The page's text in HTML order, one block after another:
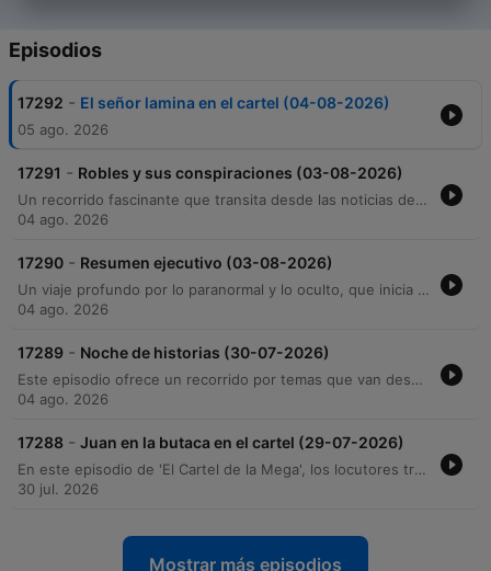
Episodios
17292 - El señor lamina en el cartel (04-08-2026)
05 ago. 2026
17291 - Robles y sus conspiraciones (03-08-2026)
Un recorrido fascinante que transita desde las noticias de la Liga BetPlay y dinámicas de pareja hasta profundos misterios arqueológicos. El programa aborda casos de sospechas de infidelidad y testimonios personales, para luego sumergirse en el estudio de civilizaciones antiguas como los mayas, sumerios y olmecas, explorando teorías sobre tecnología avanzada y origen extraterrestre. La emisión culmina con una intensa sección paranormal, donde oyentes comparten relatos de presencias en hospitales, fenómenos astronómicos inexplicables y experiencias de lo sobrenatural que desafían la lógica científica.
04 ago. 2026
17290 - Resumen ejecutivo (03-08-2026)
Un viaje profundo por lo paranormal y lo oculto, que inicia con una entrevista a Monseñor Andrés sobre el discernimiento de visiones divinas frente a engaños demoníacos. El episodio explora la naturaleza del destino, el sufrimiento y las tragedias naturales desde una perspectiva teológica y científica. A través de impactantes testimonios de oyentes, se recorren relatos de posesiones, presencias en instituciones religiosas e inquilinatos marcados por la violencia. La exploración culmina con un análisis de experimentos humanos atroces como el Proyecto MK Ultra y la Unidad 731, para finalizar con una investigación sobre las prácticas de brujería, rituales de dominio y los misterios de lo sobrenatural.
04 ago. 2026
17289 - Noche de historias (30-07-2026)
Este episodio ofrece un recorrido por temas que van desde las relaciones sentimentales hasta los fenómenos sobrenaturales. El programa inicia con secciones de 'Casas Infieles' y 'Cartel Paranormal', abordando testimonios sobre infidelidades descubiertas mediante consultas esotéricas, experiencias de injusticia judicial en prisión y dilemas de pareja en la era digital. La segunda parte del programa se sumerge en el misterio con relatos de encuentros con entidades, apariciones en carreteras, visiones demoníacas y sucesos inexplicables vividos por militares y civiles. A través de llamadas de oyentes y entrevistas, se exploran leyendas locales, presencias en cementerios y la búsqueda de protección espiritual ante lo desconocido.
04 ago. 2026
17288 - Juan en la butaca en el cartel (29-07-2026)
En este episodio de 'El Cartel de la Mega', los locutores transitan desde charlas informales sobre la vida cotidiana y la alimentación hasta profundos relatos de lo paranormal. El programa aborda temas que van desde las diferencias culturales en la higiene entre Europa y Latinoamérica, hasta crisis de fidelidad y sospechas de infidelidad presentadas por diversos oyentes. La segunda mitad del programa se sumerge en el terror, con testimonios impactantes sobre presencias en túneles, sueños premonitorios, posesiones espirituales y encuentros con entidades en zonas rurales y militares. A través de historias de miedo, los participantes exploran la frontera entre lo real y lo sobrenatural, cerrando con una intensa reflexión sobre las marcas físicas y el impacto psicológico de lo inexplicable.
30 jul. 2026
Mostrar más episodios